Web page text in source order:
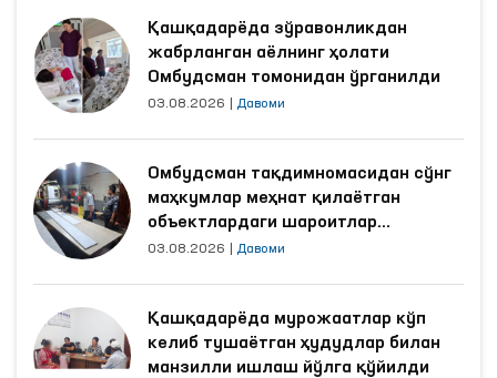
Қашқадарёда зўравонликдан
жабрланган аёлнинг ҳолати
Омбудсман томонидан ўрганилди
03.08.2026 Давоми
Омбудсман тақдимномасидан сўнг
маҳкумлар меҳнат қилаётган
объектлардаги шароитлар
яхшиланди
03.08.2026 Давоми
Қашқадарёда мурожаатлар кўп
келиб тушаётган ҳудудлар билан
манзилли ишлаш йўлга қўйилди